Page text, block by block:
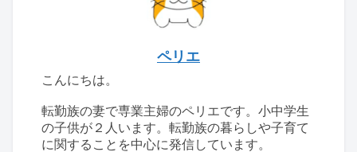
ペリエ
こんにちは。
転勤族の妻で専業主婦のペリエです。小中学生
の子供が２人います。転勤族の暮らしや子育て
に関することを中心に発信しています。